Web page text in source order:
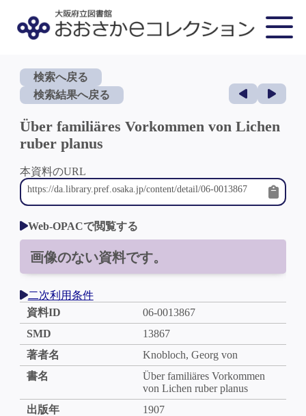
検索へ戻る
検索結果へ戻る
Über familiäres Vorkommen von Lichen
ruber planus
本資料のURL
Web-OPACで閲覧する
画像のない資料です。
二次利用条件
資料ID
06-0013867
SMD
13867
著者名
Knobloch, Georg von
書名
Über familiäres Vorkommen
von Lichen ruber planus
出版年
1907